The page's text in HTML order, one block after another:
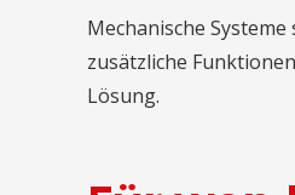
Mechanische
zusätzliche
Lösung.